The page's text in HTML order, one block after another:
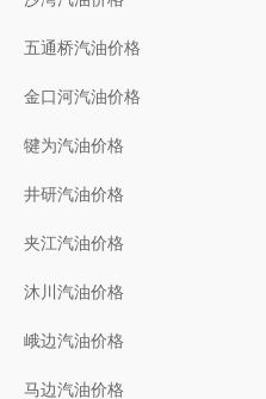
五通桥汽油价格
金口河汽油价格
犍为汽油价格
井研汽油价格
夹江汽油价格
沐川汽油价格
峨边汽油价格
马边汽油价格